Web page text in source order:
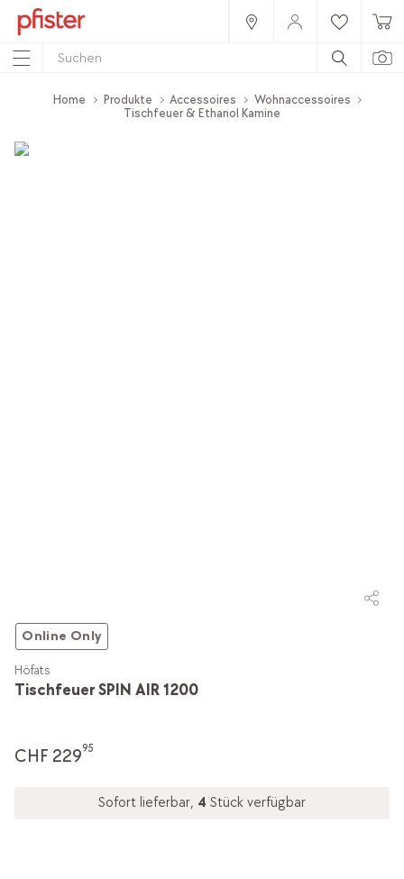
Home Produkte Accessoires
Wohnaccessoires
Tischfeuer & Ethanol Kamine
Online Only
Tischfeuer SPIN AIR 1200
Höfats
CHF 22995
Sofort lieferbar, 4 Stück verfügbar